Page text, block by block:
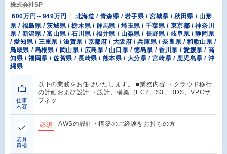
株式会社SP
600万円～949万円
北海道 / 青森県 / 岩手県 / 宮城県 / 秋田県 / 山形
県 / 福島県 / 茨城県 / 栃木県 / 群馬県 / 埼玉県 / 千葉県 / 東京都 / 神奈川
県 / 新潟県 / 富山県 / 石川県 / 福井県 / 山梨県 / 長野県 / 岐阜県 / 静岡県
/ 愛知県 / 三重県 / 滋賀県 / 京都府 / 大阪府 / 兵庫県 / 奈良県 / 和歌山県 /
鳥取県 / 島根県 / 岡山県 / 広島県 / 山口県 / 徳島県 / 香川県 / 愛媛県 / 高
知県 / 福岡県 / 佐賀県 / 長崎県 / 熊本県 / 大分県 / 宮崎県 / 鹿児島県 / 沖
縄県
仕事
内容
以下の業務をお任せいたします。 ■業務内容 ・クラウド移行
の計画および設計 ・設計、構築（EC2、S3、RDS、VPCサ
ブネッ…
応募
資格
必須 AWSの設計・構築のご経験をお持ちの方